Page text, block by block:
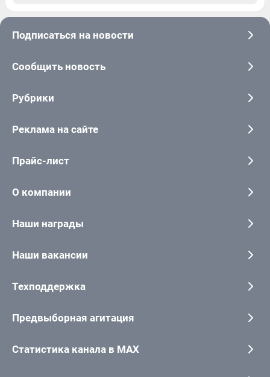
Подписаться на новости
Сообщить новость
Рубрики
Реклама на сайте
Прайс-лист
О компании
Наши награды
Наши вакансии
Техподдержка
Предвыборная агитация
Статистика канала в MAX